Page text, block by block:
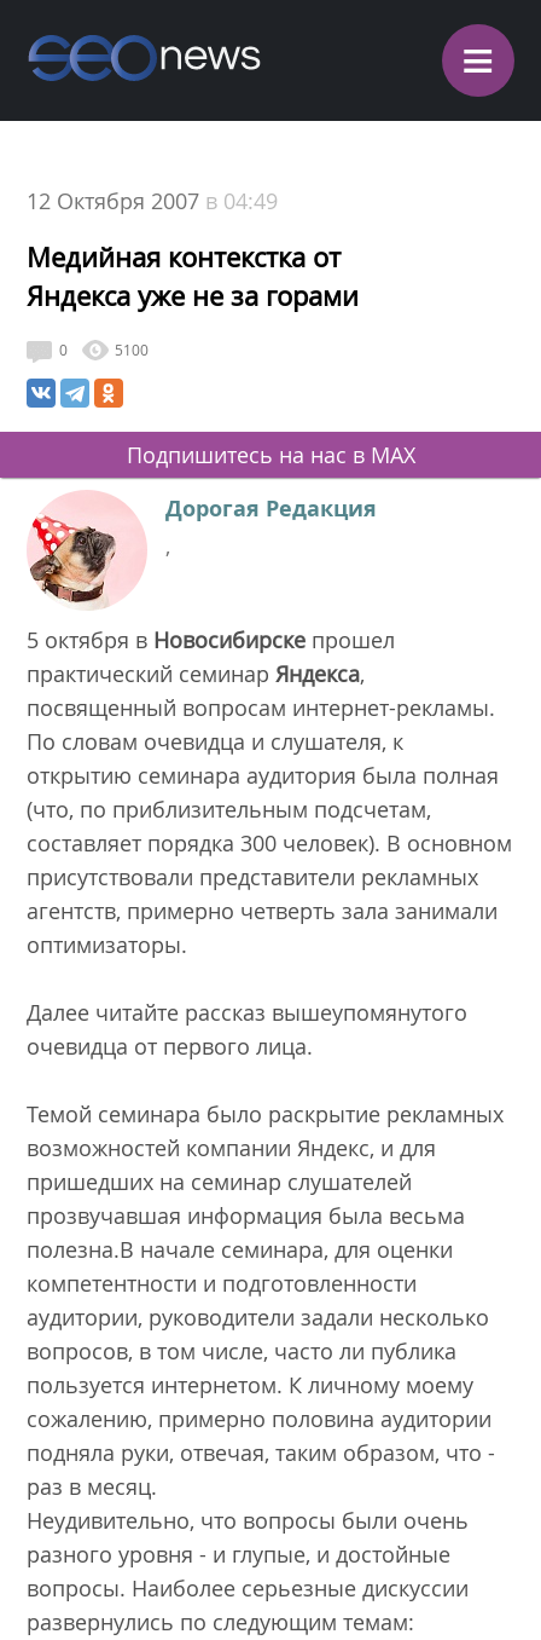
≡
12 Октября 2007 в 04:49
Медийная контекстка от
Яндекса уже не за горами
0 5100
Подпишитесь на нас в MAX
Дорогая Редакция
,
5 октября в Новосибирске прошел
практический семинарЯндекса,
посвященный вопросам интернет-рекламы.
По словам очевидца и слушателя, к
открытию семинара аудитория была полная
(что, по приблизительным подсчетам,
составляет порядка 300 человек). В основном
присутствовали представители рекламных
агентств, примерно четверть зала занимали
оптимизаторы.
Далее читайте рассказ вышеупомянутого
очевидца от первого лица.
Темой семинара было раскрытие рекламных
возможностей компании Яндекс, и для
пришедших на семинар слушателей
прозвучавшая информация была весьма
полезна.В начале семинара, для оценки
компетентности и подготовленности
аудитории, руководители задали несколько
вопросов, в том числе, часто ли публика
пользуется интернетом. К личному моему
сожалению, примерно половина аудитории
подняла руки, отвечая, таким образом, что -
раз в месяц.
Неудивительно, что вопросы были очень
разного уровня - и глупые, и достойные
вопросы. Наиболее серьезные дискуссии
развернулись по следующим темам: